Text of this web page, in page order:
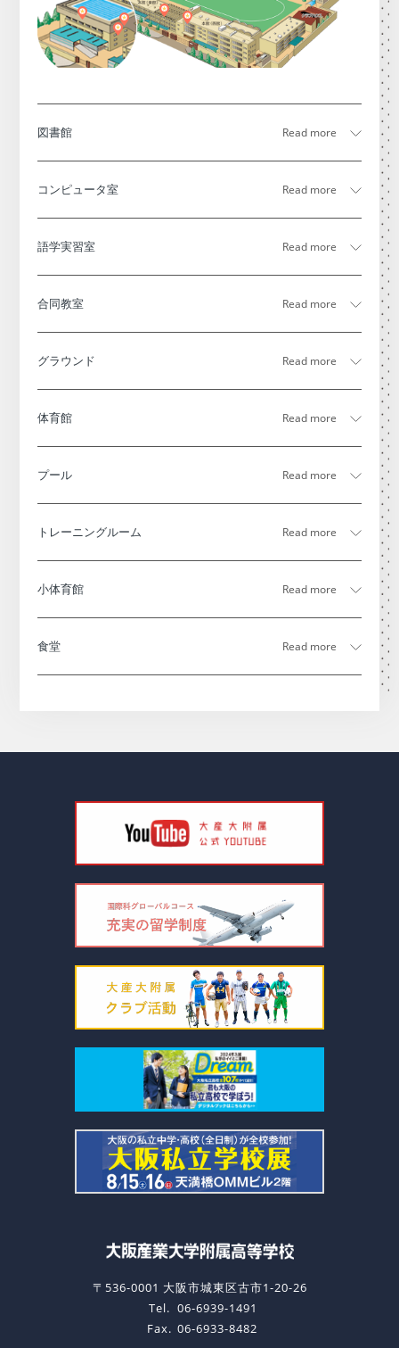
図書館
コンピュータ室
語学実習室
合同教室
グラウンド
体育館
プール
トレーニングルーム
小体育館
食堂
〒536-0001 大阪市城東区古市1-20-26
Tel. 06-6939-1491
Fax. 06-6933-8482